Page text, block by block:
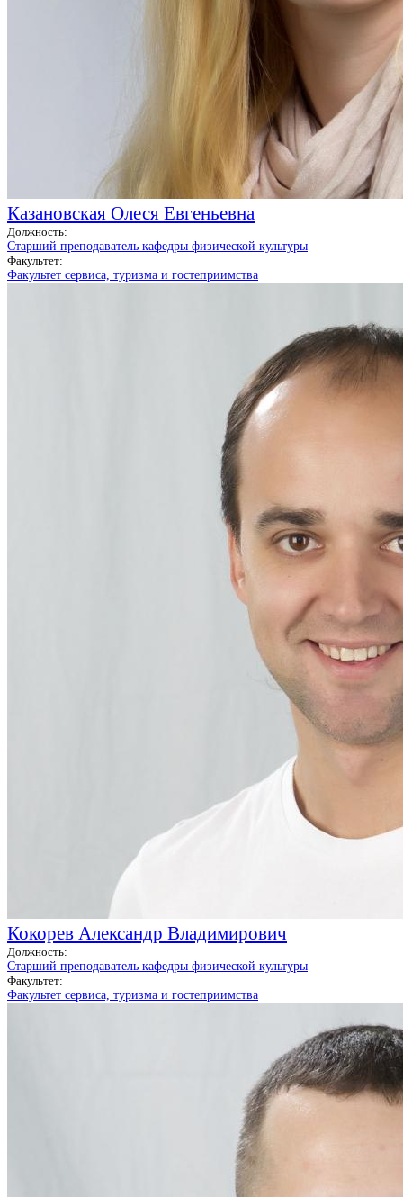
Казановская Олеся Евгеньевна
Должность:
Старший преподаватель кафедры физической культуры
Факультет:
Факультет сервиса, туризма и гостеприимства
Кокорев Александр Владимирович
Должность:
Старший преподаватель кафедры физической культуры
Факультет:
Факультет сервиса, туризма и гостеприимства